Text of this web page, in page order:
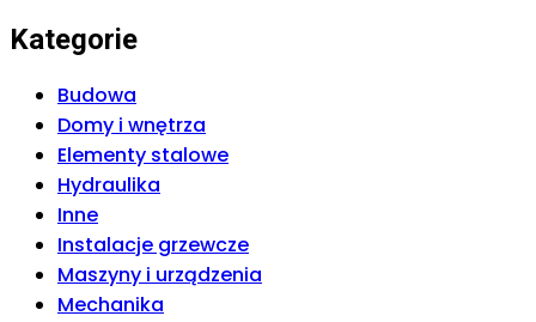
Kategorie
Budowa
Domy i wnętrza
Elementy stalowe
Hydraulika
Inne
Instalacje grzewcze
Maszyny i urządzenia
Mechanika